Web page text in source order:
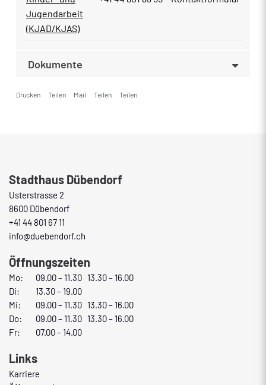
Jugendarbeit
(KJAD/KJAS)
Dokumente
Drucken Teilen Mail Teilen Teilen
Stadthaus Dübendorf
Usterstrasse 2
8600 Dübendorf
+41 44 801 67 11
info@duebendorf.ch
Öffnungszeiten
Mo:
09.00 – 11.30 13.30 – 16.00
Di:
13.30 – 19.00
Mi:
09.00 – 11.30 13.30 – 16.00
Do:
09.00 – 11.30 13.30 – 16.00
Fr:
07.00 – 14.00
Links
Karriere